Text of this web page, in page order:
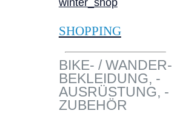
SHOPPING
BIKE- / WANDER-
BEKLEIDUNG, -
AUSRÜSTUNG, -
ZUBEHÖR